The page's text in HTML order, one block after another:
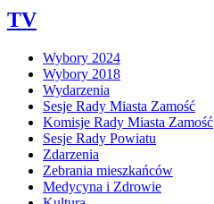
TV
Wybory 2024
Wybory 2018
Wydarzenia
Sesje Rady Miasta Zamość
Komisje Rady Miasta Zamość
Sesje Rady Powiatu
Zdarzenia
Zebrania mieszkańców
Medycyna i Zdrowie